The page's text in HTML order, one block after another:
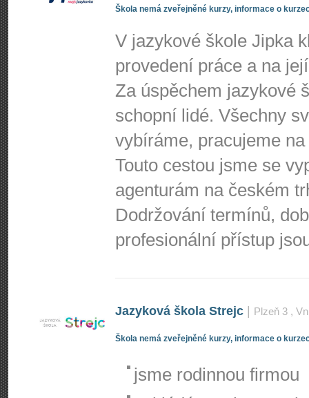
Škola nemá zveřejněné kurzy, informace o
V jazykové škole Jipka
provedení práce a na
Za úspěchem jazykové
schopní lidé. Všechny
vybíráme, pracujeme
Touto cestou jsme se
agenturám na českém
Dodržování termínů,
profesionální přístup
Jazyková škola Strejc Plzeň 3 ,
Škola nemá zveřejněné kurzy, informace o
jsme rodinnou firmou